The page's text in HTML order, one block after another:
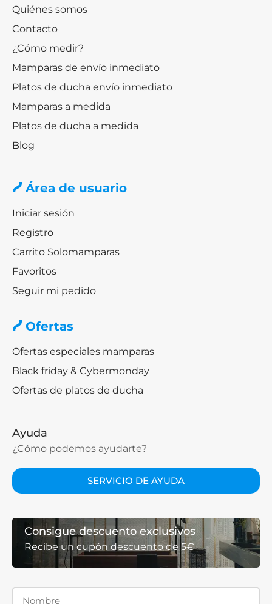
en Solomamparas
Revisa nuestro catálogo, elige el tuyo, añádelo a la cesta
yrealiza tu pedido de manera segura
piezas para completar un baño de revista? No dudes en
revisar el resto del catálogo y disfrutar de calidad y
diseño ajustado a tu bolsillo.
Quiénes somos
Contacto
¿Cómo medir?
Mamparas de envío inmediato
Platos de ducha envío inmediato
Mamparas a medida
Platos de ducha a medida
Blog
Área de usuario
Iniciar sesión
Registro
Carrito Solomamparas
Favoritos
Seguir mi pedido
Ofertas
Ofertas especiales mamparas
Black friday & Cybermonday
Ofertas de platos de ducha
Ayuda
¿Cómo podemos ayudarte?
SERVICIO DE AYUDA
Consigue descuento exclusivos
Recibe un cupón descuento de 5€